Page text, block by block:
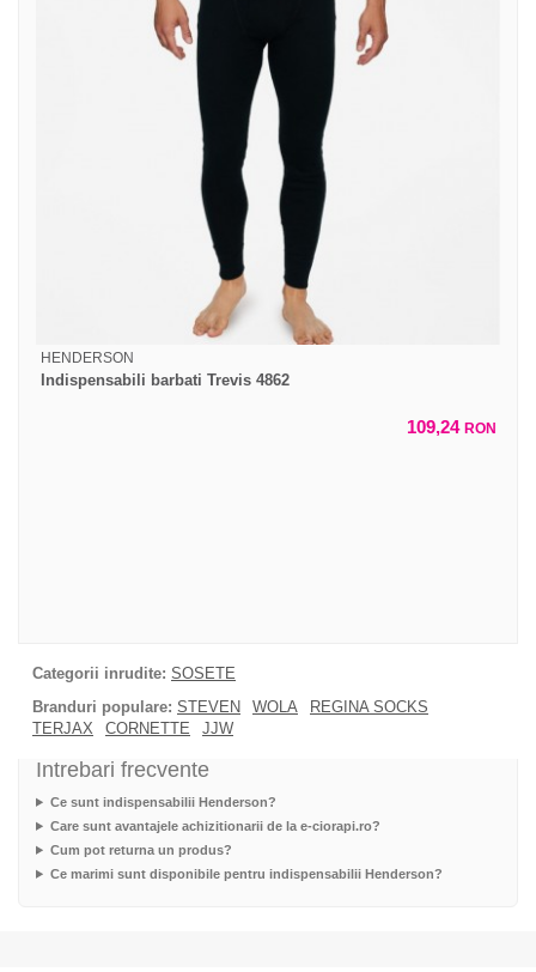
HENDERSON
Indispensabili barbati Trevis 4862
109,24 RON
Categorii inrudite: SOSETE
Branduri populare: STEVEN WOLA
REGINA SOCKS
TERJAX
CORNETTE JJW
Intrebari frecvente
Ce sunt indispensabilii Henderson?
Care sunt avantajele achizitionarii de la e-ciorapi.ro?
Cum pot returna un produs?
Ce marimi sunt disponibile pentru indispensabilii Henderson?